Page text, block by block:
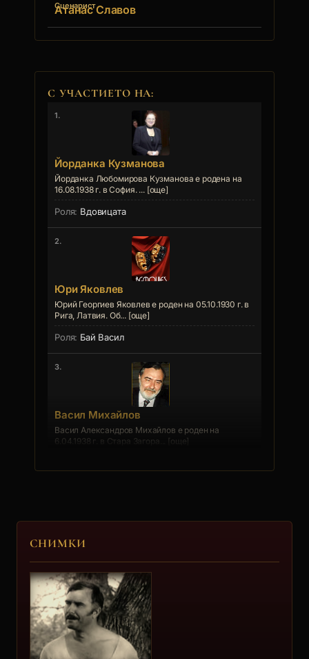
Сценарист
Атанас Славов
С УЧАСТИЕТО НА:
1.
Йорданка Кузманова
Йорданка Любомирова Кузманова е родена на
16.08.1938 г. в София. ... [още]
Вдовицата
2.
Юри Яковлев
Юрий Георгиев Яковлев е роден на 05.10.1930 г. в
Рига, Латвия. Об... [още]
Бай Васил
3.
Васил Михайлов
Васил Александров Михайлов е роден на
6.04.1938 г. в Стара Загора... [още]
Марин Младенов
Кольо
5.
Евстати Стратев
СНИМКИ